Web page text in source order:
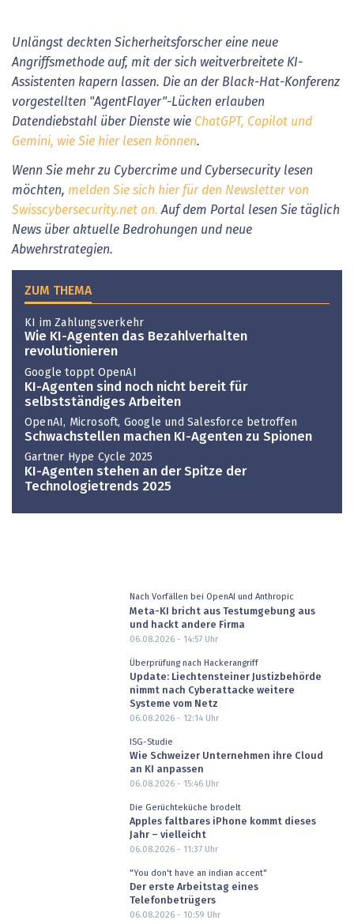
Unlängst deckten Sicherheitsforscher eine neue
Angriffsmethode auf, mit der sich weitverbreitete KI-
Assistenten kapern lassen. Die an der Black-Hat-Konferenz
vorgestellten "AgentFlayer"-Lücken erlauben
Datendiebstahl über Dienste wie ChatGPT, Copilot und
Gemini, wie Sie hier lesen können.
Wenn Sie mehr zu Cybercrime und Cybersecurity lesen
möchten, melden Sie sich hier für den Newsletter von
Swisscybersecurity.net an. Auf dem Portal lesen Sie täglich
News über aktuelle Bedrohungen und neue
Abwehrstrategien.
ZUM THEMA
KI im Zahlungsverkehr
Wie KI-Agenten das Bezahlverhalten
revolutionieren
Google toppt OpenAI
KI-Agenten sind noch nicht bereit für
selbstständiges Arbeiten
OpenAI, Microsoft, Google und Salesforce betroffen
Schwachstellen machen KI-Agenten zu Spionen
Gartner Hype Cycle 2025
KI-Agenten stehen an der Spitze der
Technologietrends 2025
Nach Vorfällen bei OpenAI und Anthropic
Meta-KI bricht aus Testumgebung aus
und hackt andere Firma
06.08.2026 - 14:57Uhr
Überprüfung nach Hackerangriff
Update: Liechtensteiner Justizbehörde
nimmt nach Cyberattacke weitere
Systeme vom Netz
06.08.2026 - 12:14Uhr
ISG-Studie
Wie Schweizer Unternehmen ihre Cloud
an KI anpassen
06.08.2026 - 15:46Uhr
Die Gerüchteküche brodelt
Apples faltbares iPhone kommt dieses
Jahr – vielleicht
06.08.2026 - 11:37Uhr
"You don't have an indian accent"
Der erste Arbeitstag eines
Telefonbetrügers
06.08.2026 - 10:59 Uhr